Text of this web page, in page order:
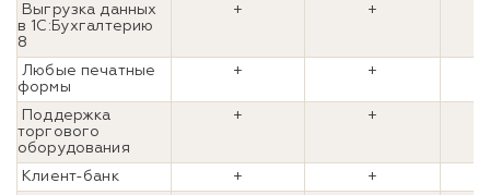
Выгрузка данных
в 1С:Бухгалтерию
8
+ +
Любые печатные
формы
+ +
Поддержка
торгового
оборудования
+ +
Клиент-банк +
+